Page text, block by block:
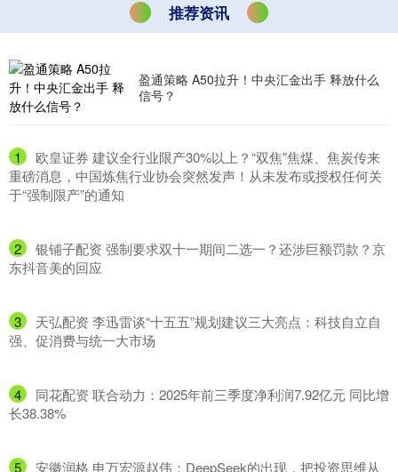
推荐资讯
盈通策略 A50拉升！中央汇金出手 释放什么
信号？
1
​欧皇证券 建议全行业限产30%以上？“双焦”焦煤、焦炭传来
重磅消息，中国炼焦行业协会突然发声！从未发布或授权任何关
于“强制限产”的通知
2
​银铺子配资 强制要求双十一期间二选一？还涉巨额罚款？京
东抖音美的回应
3
​天弘配资 李迅雷谈“十五五”规划建议三大亮点：科技自立自
强、促消费与统一大市场
4
​同花配资 联合动力：2025年前三季度净利润7.92亿元 同比增
长38.38%
5
​安徽润格 申万宏源赵伟：DeepSeek的出现，把投资思维从